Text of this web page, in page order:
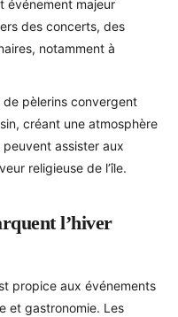
événement majeur
des concerts, des
notamment à
de pèlerins convergent
créant une atmosphère
assister aux
religieuse de l’île.
l’hiver
propice aux événements
et gastronomie. Les